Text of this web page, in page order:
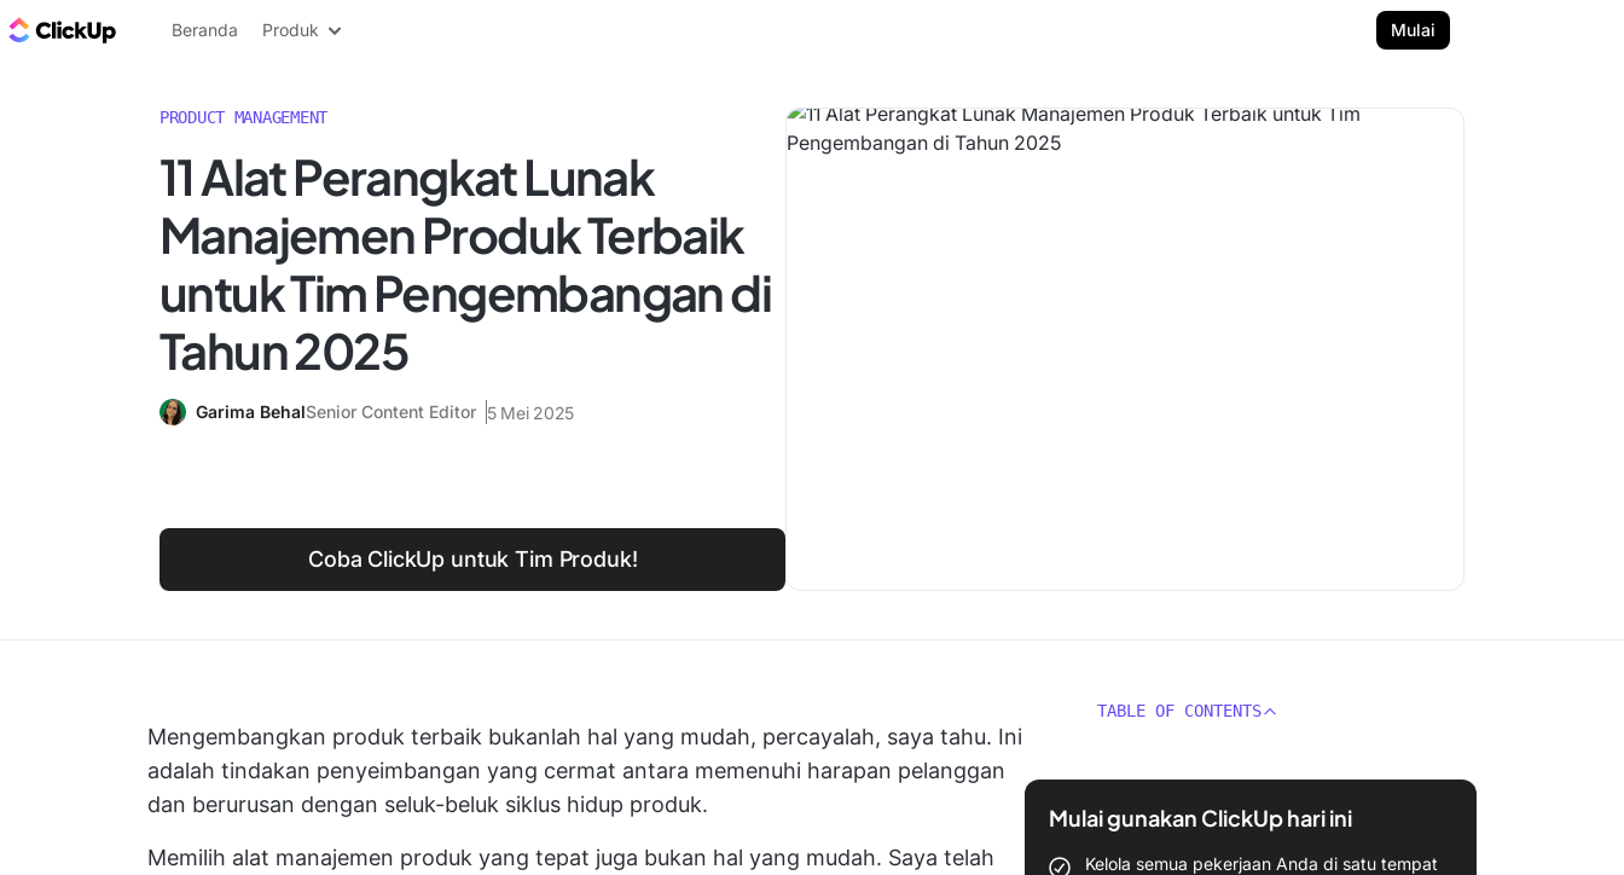
Blog ClickUp
Beranda Produk Mulai
PRODUCT MANAGEMENT
11 Alat Perangkat Lunak
Manajemen Produk Terbaik
untuk Tim Pengembangan di
Tahun 2025
Garima BehalSenior Content Editor 5 Mei 2025
Coba ClickUp untuk Tim Produk!
Mengembangkan produk terbaik bukanlah hal yang mudah, percayalah, saya tahu. Ini
adalah tindakan penyeimbangan yang cermat antara memenuhi harapan pelanggan
dan berurusan dengan seluk-beluk siklus hidup produk.
Memilih alat manajemen produk yang tepat juga bukan hal yang mudah. Saya telah
TABLE OF CONTENTS
Mulai gunakan ClickUp hari ini
Kelola semua pekerjaan Anda di satu tempat